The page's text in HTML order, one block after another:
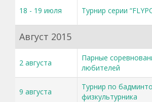
18 - 19 июля Турнир серии
Август 2015
2 августа
Парные
любителей
9 августа
Турнир по
физкультурника